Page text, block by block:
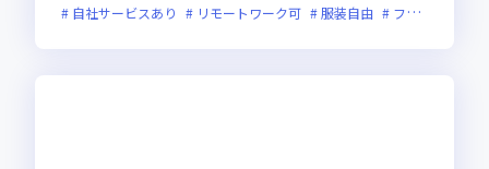
自社サービスあり
リモートワーク可 服装自由 フレックス制度あり